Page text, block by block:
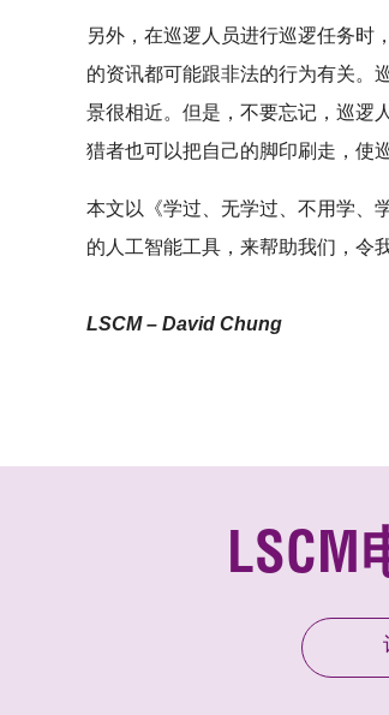
另外，在巡逻人员进行巡逻任务时
的资讯都可能跟非法的行为有关。
景很相近。但是，不要忘记，巡逻
猎者也可以把自己的脚印刷走，使
本文以《学过、无学过、不用学、
的人工智能工具，来帮助我们，令
LSCM – David Chung
LSCM